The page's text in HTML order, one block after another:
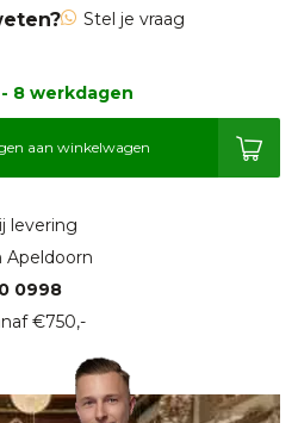
Stel je vraag
8 werkdagen
aan winkelwagen
levering
Apeldoorn
0998
€750,-